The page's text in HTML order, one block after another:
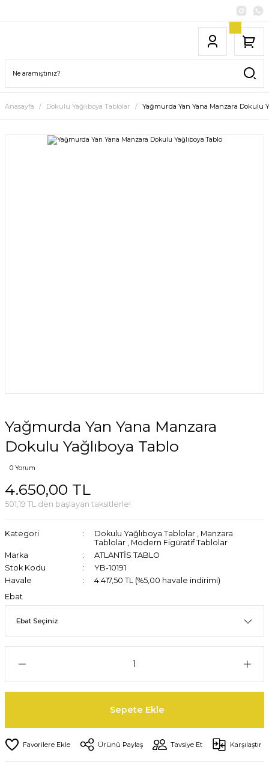
Anasayfa Dokulu Yağlıboya Tablolar Yağmurda Yan Yana Manzara Dokulu
Yağmurda Yan Yana Manzara
Dokulu Yağlıboya Tablo
0 Yorum
4.650,00 TL
501,19 TL den başlayan taksitlerle!
Kategori Dokulu Yağlıboya Tablolar , Manzara
Tablolar , Modern Figüratif Tablolar
Marka
ATLANTİS TABLO
Stok Kodu
YB-10191
Havale
4.417,50 TL (%5,00 havale indirimi)
Ebat
Sepete Ekle
Ürünü Paylaş Tavsiye Et Karşılaştır